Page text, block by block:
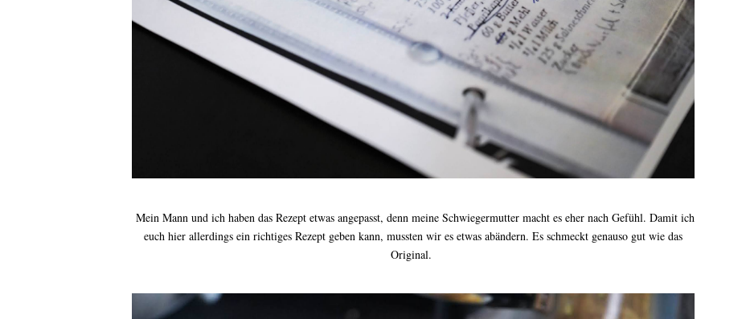
Mein Mann und ich haben das Rezept etwas angepasst, denn meine Schwiegermutter macht es eher nach Gefühl. Damit ich
euch hier allerdings ein richtiges Rezept geben kann, mussten wir es etwas abändern. Es schmeckt genauso gut wie das
Original.